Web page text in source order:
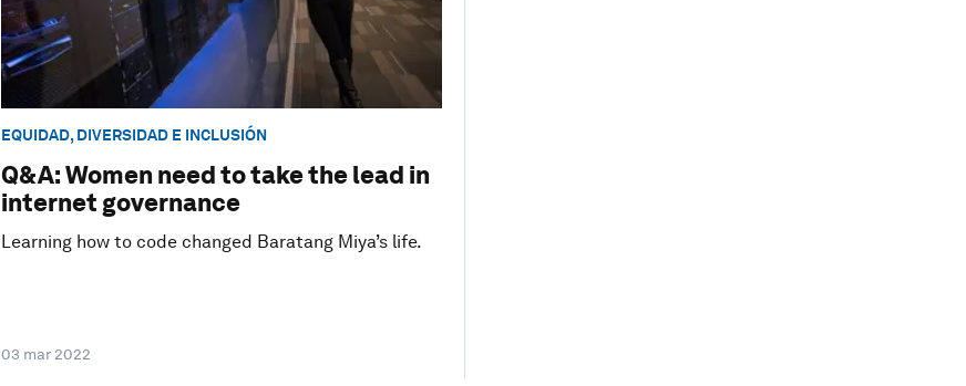
EQUIDAD, DIVERSIDAD E INCLUSIÓN
Q&A: Women need to take the lead in
internet governance
Learning how to code changed Baratang Miya’s life.
03 mar 2022